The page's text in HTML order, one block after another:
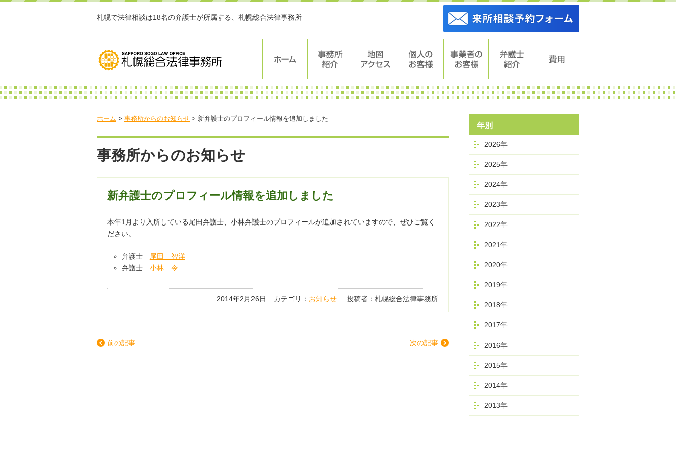
セス
様
客様
札幌で法律相談は18名の弁護士が所属する、札幌総合法律事務所
ホーム > 事務所からのお知らせ > 新弁護士のプロフィール情報を追加しました
事務所からのお知らせ
新弁護士のプロフィール情報を追加しました
本年1月より入所している尾田弁護士、小林弁護士のプロフィールが追加されていますので、ぜひご覧く
ださい。
弁護士 尾田 智洋
弁護士 小林 令
2014年2月26日 カテゴリ： お知らせ 投稿者：札幌総合法律事務所
前の記事 次の記事
年別
2026年
2025年
2024年
2023年
2022年
2021年
2020年
2019年
2018年
2017年
2016年
2015年
2014年
2013年